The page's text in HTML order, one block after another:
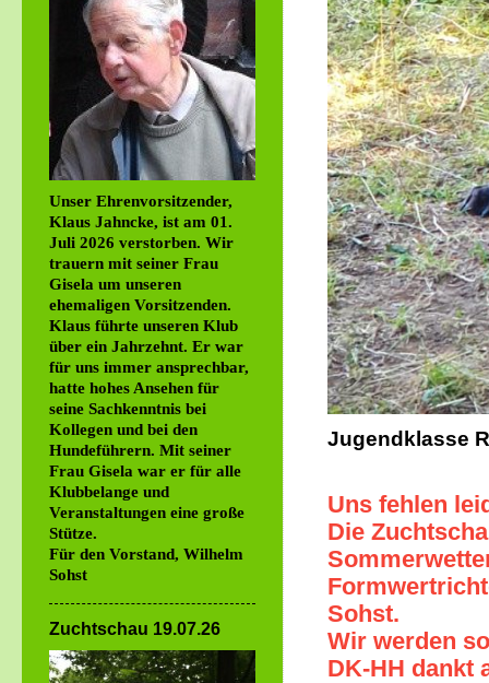
Jugendklasse
Uns fehlen
Die
Sohst.
Wir werden
DK-HH dankt
Unser Ehrenvorsitzender,
Klaus Jahncke, ist am 01.
Juli 2026 verstorben. Wir
trauern mit seiner Frau
Gisela um unseren
ehemaligen Vorsitzenden.
Klaus führte unseren Klub
über ein Jahrzehnt. Er war
für uns immer ansprechbar,
hatte hohes Ansehen für
seine Sachkenntnis bei
Kollegen und bei den
Hundeführern. Mit seiner
Frau Gisela war er für alle
Klubbelange und
Veranstaltungen eine große
Stütze.
Für den Vorstand, Wilhelm
Sohst
Zuchtschau 19.07.26